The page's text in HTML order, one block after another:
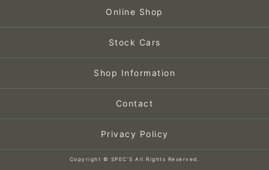
Online Shop
Stock Cars
Shop Information
Contact
Privacy Policy
Copyright © SPEC'S All Rights Reserved.